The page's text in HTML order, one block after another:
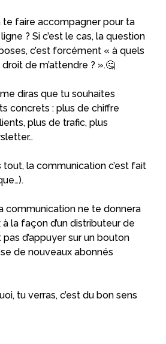
faire accompagner pour ta
? Si c’est le cas, la question
c’est forcément « à quels
de m’attendre ? ».🤔
diras que tu souhaites
concrets : plus de chiffre
plus de trafic, plus
tout, la communication c’est fait
communication ne te donnera
la façon d’un distributeur de
d’appuyer sur un bouton
de nouveaux abonnés
tu verras, c’est du bon sens